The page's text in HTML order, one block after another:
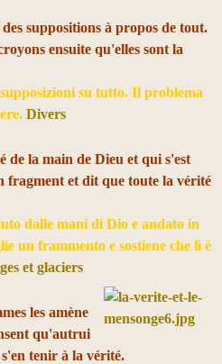
suppositions à propos de tout.
ensuite qu'elles sont la
su tutto. Il problema
Divers
la main de Dieu et qui s'est
fragment et dit que toute la vérité
dalle mani di Dio e andato in
un frammento e sostiene che lì è
et glaciers
les amène
qu'autrui
tenir à la vérité.